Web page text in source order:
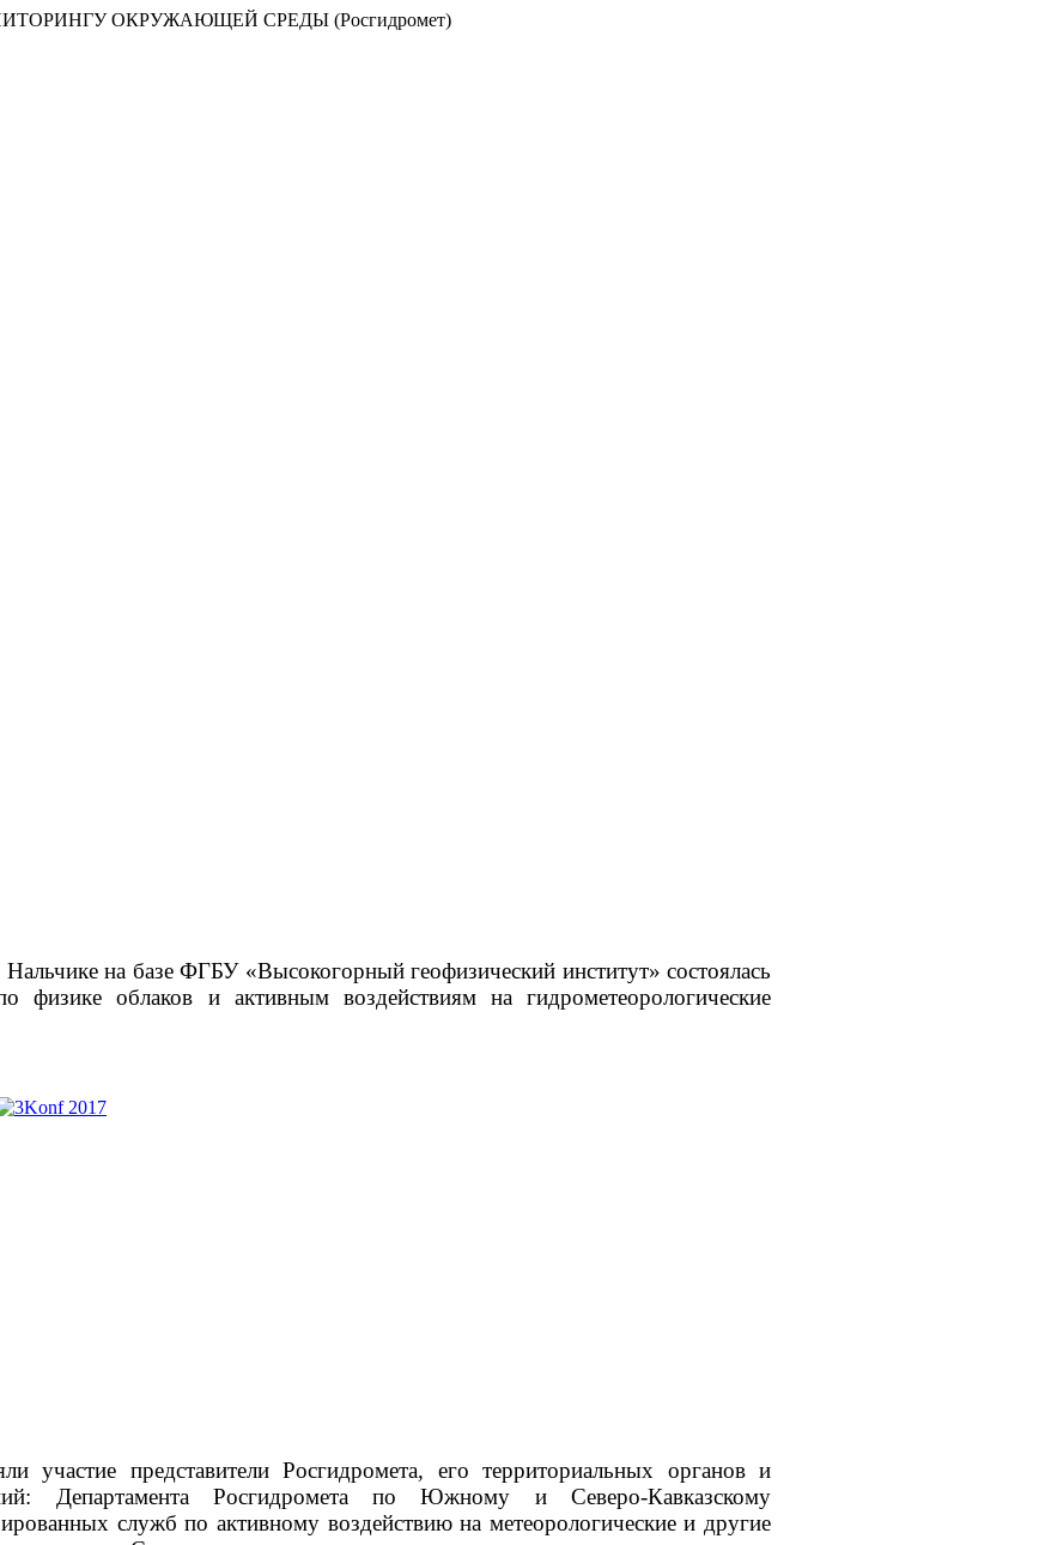
ОКРУЖАЮЩЕЙ СРЕДЫ (Росгидромет)
на базе ФГБУ «Высокогорный геофизический институт» состоялась
физике облаков и активным воздействиям на гидрометеорологические
участие представители Росгидромета, его территориальных органов и
Департамента Росгидромета по Южному и Северо-Кавказскому
служб по активному воздействию на метеорологические и другие